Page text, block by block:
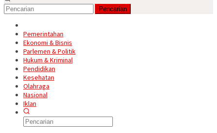
Pencarian
Pemerintahan
Ekonomi & Bisnis
Parlemen & Politik
Hukum & Kriminal
Pendidikan
Kesehatan
Olahraga
Nasional
Iklan